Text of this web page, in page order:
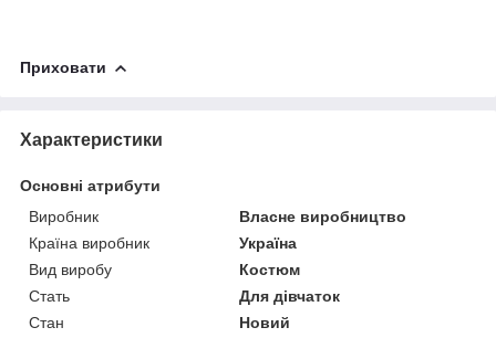
Приховати
Характеристики
Основні атрибути
Виробник
Власне виробництво
Країна виробник
Україна
Вид виробу
Костюм
Стать
Для дівчаток
Стан
Новий